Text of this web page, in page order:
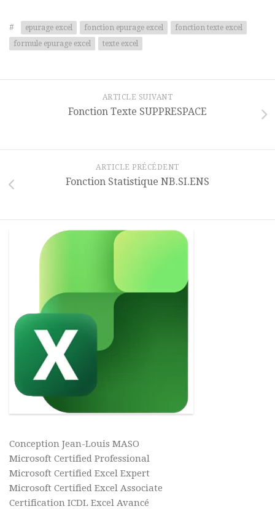
# epurage excel fonction epurage excel
fonction texte excel
formule epurage excel
texte excel
ARTICLE SUIVANT
Fonction Texte SUPPRESPACE
ARTICLE PRÉCÉDENT
Fonction Statistique NB.SI.ENS
Conception Jean-Louis MASO
Microsoft Certified Professional
Microsoft Certified Excel Expert
Microsoft Certified Excel Associate
Certification ICDL Excel Avancé